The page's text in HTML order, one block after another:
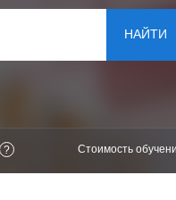
НАЙТИ
? Стоимость